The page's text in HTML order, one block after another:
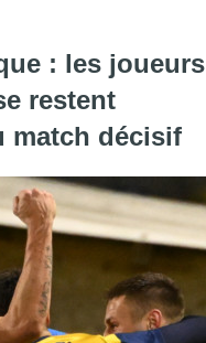
: Anderlecht affronte le
: les joueurs
restent
match décisif